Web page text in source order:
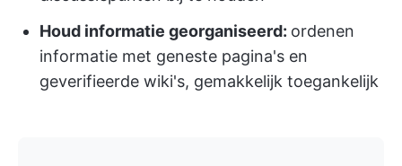
Houd informatie georganiseerd: ordenen
informatie met geneste pagina's en
geverifieerde wiki's, gemakkelijk toegankelijk